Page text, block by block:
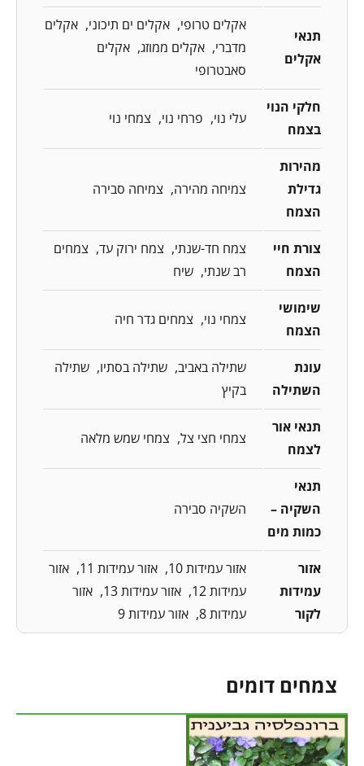
תנאי
אקלים
אקלים טרופי אקלים ים תיכוני
אקלים
מדברי
אקלים ממוזג אקלים
סאבטרופי
חלקי הנוי
בצמח
עלי נוי פרחי נוי צמחי נוי
מהירות
גדילת
הצמח
צמיחה מהירה צמיחה סבירה
צורת חיי
הצמח
צמח חד-שנתי צמח ירוק עד
צמחים
רב שנתי
שיח
שימושי
הצמח
צמחי נוי צמחים גדר חיה
עונת
השתילה
שתילה באביב שתילה בסתיו
שתילה
בקיץ
תנאי אור
לצמח
צמחי חצי צל צמחי שמש מלאה
תנאי
השקיה –
כמות מים
השקיה סבירה
אזור
עמידות
לקור
אזור עמידות 10 אזור עמידות 11
אזור
עמידות 12
אזור עמידות 13
אזור
עמידות 8
אזור עמידות 9
צמחים דומים